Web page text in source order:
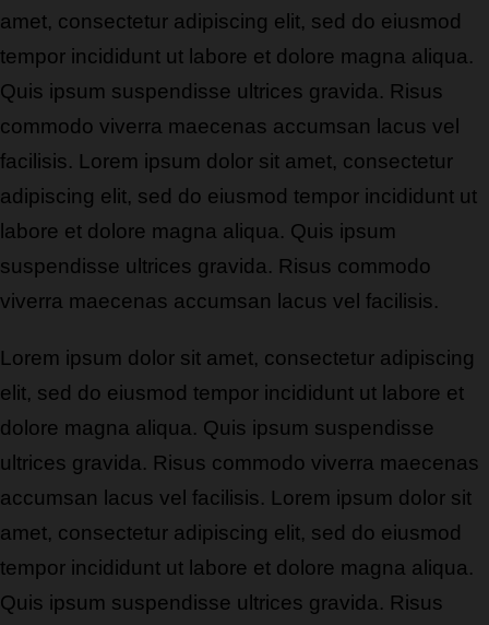
amet, consectetur adipiscing elit, sed do eiusmod
tempor incididunt ut labore et dolore magna aliqua.
Quis ipsum suspendisse ultrices gravida. Risus
commodo viverra maecenas accumsan lacus vel
facilisis. Lorem ipsum dolor sit amet, consectetur
adipiscing elit, sed do eiusmod tempor incididunt ut
labore et dolore magna aliqua. Quis ipsum
suspendisse ultrices gravida. Risus commodo
viverra maecenas accumsan lacus vel facilisis.
Lorem ipsum dolor sit amet, consectetur adipiscing
elit, sed do eiusmod tempor incididunt ut labore et
dolore magna aliqua. Quis ipsum suspendisse
ultrices gravida. Risus commodo viverra maecenas
accumsan lacus vel facilisis. Lorem ipsum dolor sit
amet, consectetur adipiscing elit, sed do eiusmod
tempor incididunt ut labore et dolore magna aliqua.
Quis ipsum suspendisse ultrices gravida. Risus